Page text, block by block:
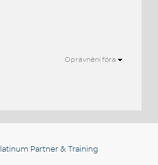
Oprávnění fóra
Partner & Training